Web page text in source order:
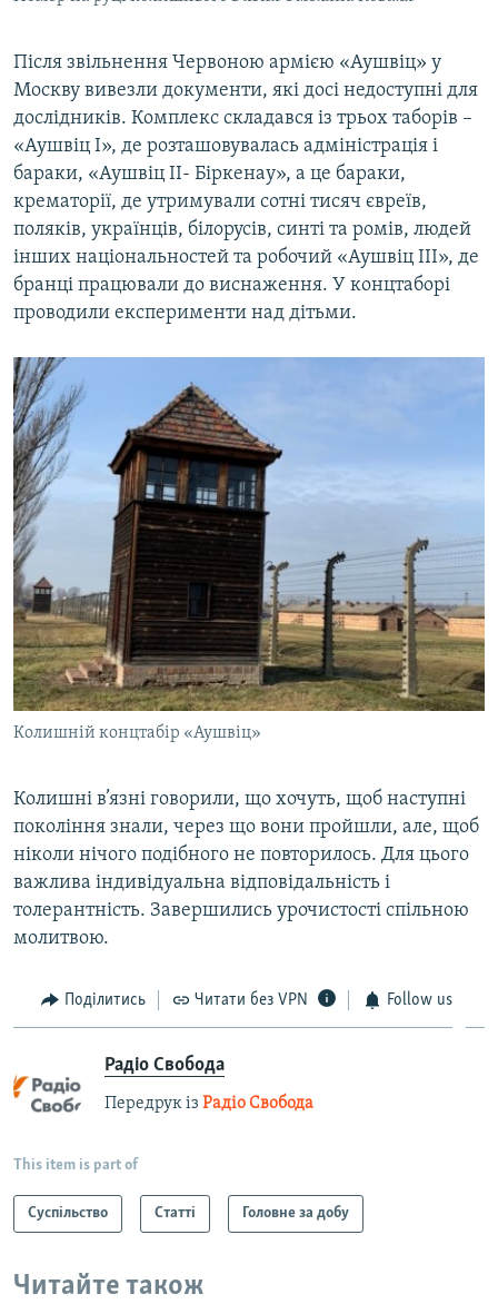
Після звільнення Червоною армією «Аушвіц» у
Москву вивезли документи, які досі недоступні для
дослідників. Комплекс складався із трьох таборів –
«Аушвіц І», де розташовувалась адміністрація і
бараки, «Аушвіц ІІ- Біркенау», а це бараки,
крематорії, де утримували сотні тисяч євреїв,
поляків, українців, білорусів, синті та ромів, людей
інших національностей та робочий «Аушвіц ІІІ», де
бранці працювали до виснаження. У концтаборі
проводили експерименти над дітьми.
Колишній концтабір «Аушвіц»
Колишні в’язні говорили, що хочуть, щоб наступні
покоління знали, через що вони пройшли, але, щоб
ніколи нічого подібного не повторилось. Для цього
важлива індивідуальна відповідальність і
толерантність. Завершились урочистості спільною
молитвою.
Поділитись Читати без VPN Follow us
Радіо Свобода
Передрук із Радіо Свобода
This item is part of
Суспільство Статті Головне за добу
Читайте також